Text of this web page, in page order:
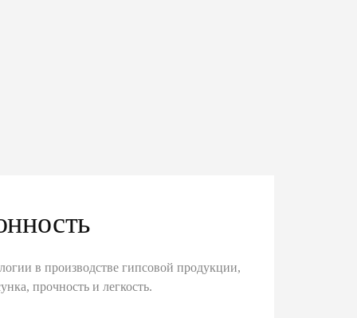
в производстве гипсовой продукции,
прочность и легкость.